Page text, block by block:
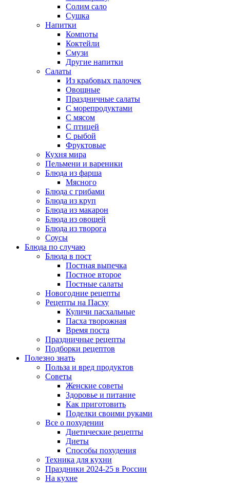
Солим сало
Сушка
Напитки
Компоты
Коктейли
Смузи
Другие напитки
Салаты
Из крабовых палочек
Овощные
Праздничные салаты
С морепродуктами
С мясом
С птицей
С рыбой
Фруктовые
Кухня мира
Пельмени и вареники
Блюда из фарша
Мясного
Блюда с грибами
Блюда из круп
Блюда из макарон
Блюда из овощей
Блюда из творога
Соусы
Блюда по случаю
Блюда в пост
Постная выпечка
Постное второе
Постные салаты
Новогодние рецепты
Рецепты на Пасху
Куличи пасхальные
Пасха творожная
Время поста
Праздничные рецепты
Подборки рецептов
Полезно знать
Польза и вред продуктов
Советы
Женские советы
Здоровье и питание
Как приготовить
Поделки своими руками
Все о похудении
Диетические рецепты
Диеты
Способы похудения
Техника для кухни
Праздники 2024-25 в России
На кухне